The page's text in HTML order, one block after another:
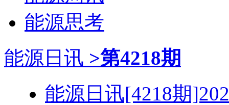
能源思考
能源日讯 >第4218期
能源日讯[4218期